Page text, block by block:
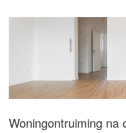
Woningontruiming na